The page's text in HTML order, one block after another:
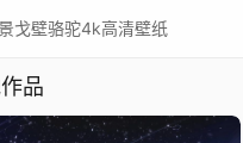
戈壁骆驼4k高清壁纸
品